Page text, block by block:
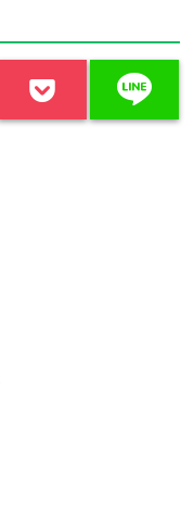
line